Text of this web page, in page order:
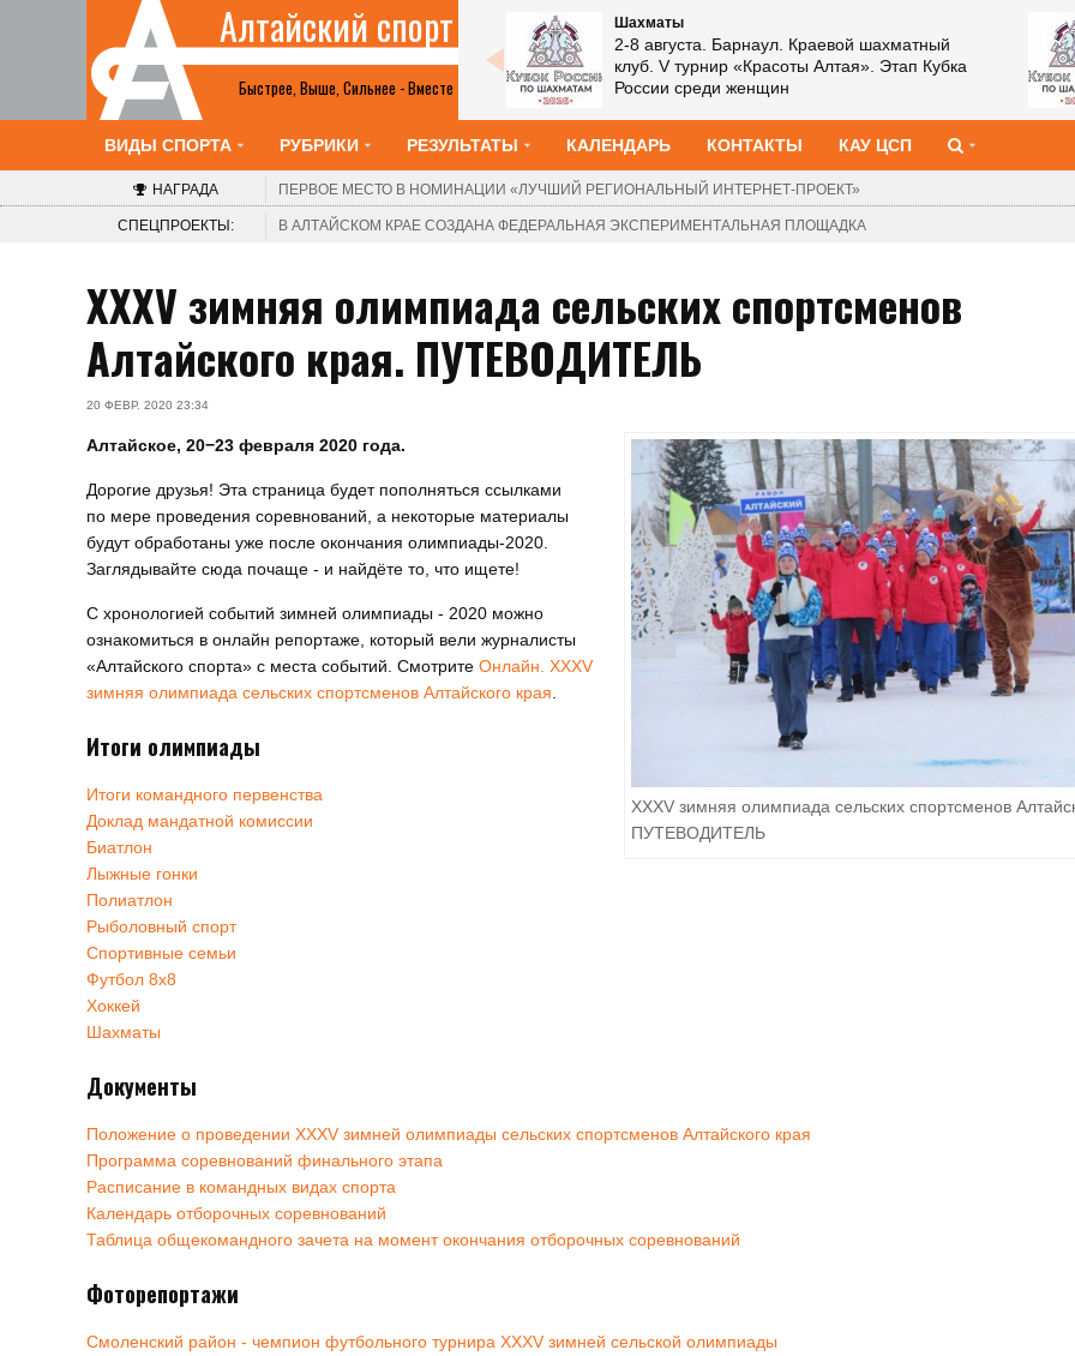
Быстрее, Выше, Сильнее - Вместе
Алтайский спорт
Все анонсы
Шахматы
2-8 августа. Барнаул. Краевой шахматный
клуб. V турнир «Красоты Алтая». Этап Кубка
России среди женщин
ВИДЫ СПОРТА РУБРИКИ РЕЗУЛЬТАТЫ КАЛЕНДАРЬ КОНТАКТЫ КАУ ЦСП
НАГРАДА ПЕРВОЕ МЕСТО В НОМИНАЦИИ «ЛУЧШИЙ РЕГИОНАЛЬНЫЙ ИНТЕРНЕТ-ПРОЕКТ»
СПЕЦПРОЕКТЫ: В АЛТАЙСКОМ КРАЕ СОЗДАНА ФЕДЕРАЛЬНАЯ ЭКСПЕРИМЕНТАЛЬНАЯ ПЛОЩАДКА
XXXV зимняя олимпиада сельских спортсменов
Алтайского края. ПУТЕВОДИТЕЛЬ
20 ФЕВР. 2020 23:34
XXXV зимняя олимпиада сельских спортсменов
ПУТЕВОДИТЕЛЬ
Алтайское, 20−23 февраля 2020 года.
Дорогие друзья! Эта страница будет пополняться ссылками
по мере проведения соревнований, а некоторые материалы
будут обработаны уже после окончания олимпиады-2020.
Заглядывайте сюда почаще - и найдёте то, что ищете!
С хронологией событий зимней олимпиады - 2020 можно
ознакомиться в онлайн репортаже, который вели журналисты
«Алтайского спорта» с места событий. Смотрите Онлайн. XXXV
зимняя олимпиада сельских спортсменов Алтайского края
Итоги олимпиады
Итоги командного первенства
Доклад мандатной комиссии
Биатлон
Лыжные гонки
Полиатлон
Рыболовный спорт
Спортивные семьи
Футбол 8х8
Хоккей
Шахматы
Документы
Положение о проведении XXXV зимней олимпиады сельских спортсменов Алтайского края
Программа соревнований финального этапа
Расписание в командных видах спорта
Календарь отборочных соревнований
Таблица общекомандного зачета на момент окончания отборочных соревнований
Фоторепортажи
Смоленский район - чемпион футбольного турнира XXXV зимней сельской олимпиады